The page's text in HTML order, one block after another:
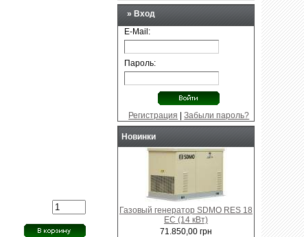
» Вход
E-Mail:
Пароль:
Регистрация |Забыли пароль?
Новинки
Газовый генератор SDMO RES 18
EC (14 кВт)
71.850,00 грн